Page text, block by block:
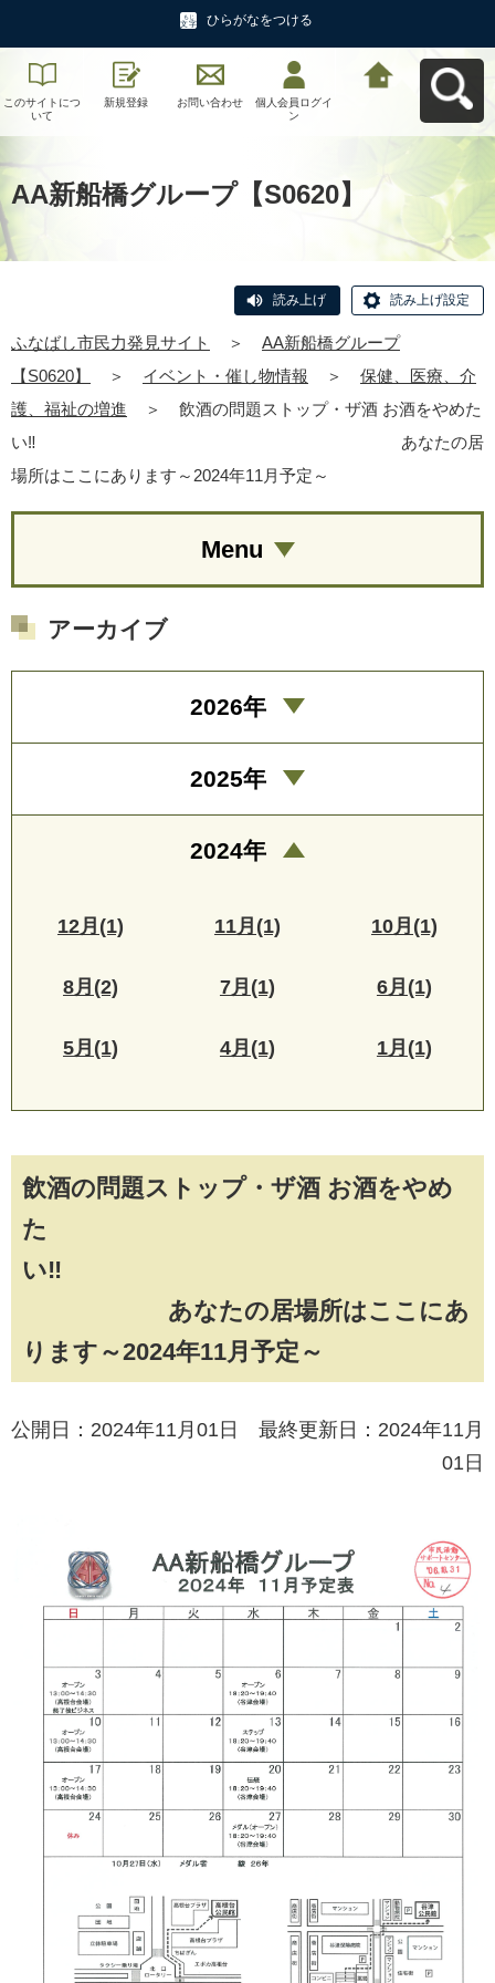
ひらがなをつける
このサイトにつ
いて
新規登録 お問い合わせ
個人会員ログイ
ン
AA新船橋グループ【S0620】
読み上げ 読み上げ設定
ふなばし市民力発見サイト ＞
AA新船橋グループ
【S0620】
＞ イベント・催し物情報 ＞
保健、医療、介
護、福祉の増進
＞
飲酒の問題ストップ・ザ酒 お酒をやめた
い‼ あなたの居
場所はここにあります～2024年11月予定～
飲酒の問題ストップ・ザ酒 お酒をやめ
た
い‼
あなたの居場所はここにあ
ります～2024年11月予定～
公開日：2024年11月01日 最終更新日：2024年11月
01日
Menu
アーカイブ
2026年
2025年
2024年
12月(1) 11月(1) 10月(1)
8月(2) 7月(1) 6月(1)
5月(1) 4月(1) 1月(1)